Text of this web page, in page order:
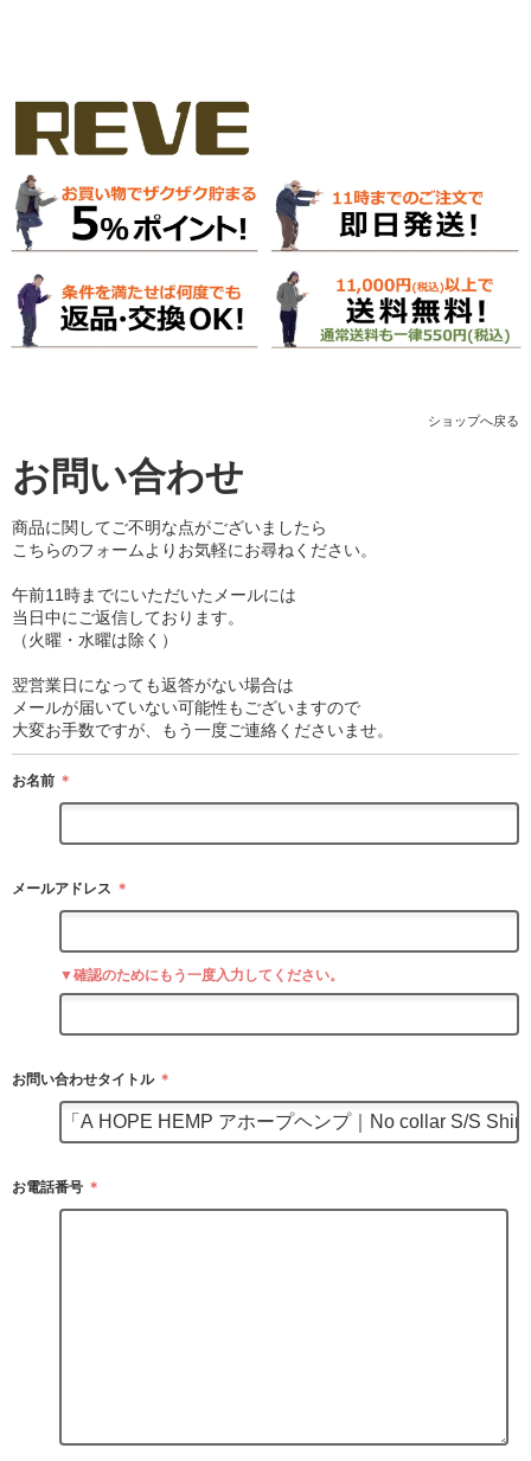
ショップへ戻る
お問い合わせ
商品に関してご不明な点がございましたら
こちらのフォームよりお気軽にお尋ねください。
午前11時までにいただいたメールには
当日中にご返信しております。
（火曜・水曜は除く）
翌営業日になっても返答がない場合は
メールが届いていない可能性もございますので
大変お手数ですが、もう一度ご連絡くださいませ。
お名前 ＊
メールアドレス ＊
▼確認のためにもう一度入力してください。
お問い合わせタイトル ＊
お電話番号 ＊